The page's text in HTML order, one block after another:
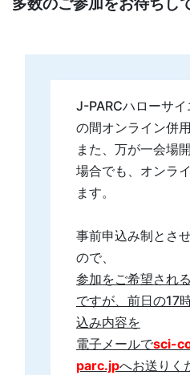
多数のご参加をお待ちし
J-PARCハローサ
の間オンライン併
また、万が一会場
場合でも、オンラ
ます。
事前申込み制とさ
ので、
参加をご希望され
ですが、前日の17
込み内容を
電子メールでsci-
parc.jpへお送りく